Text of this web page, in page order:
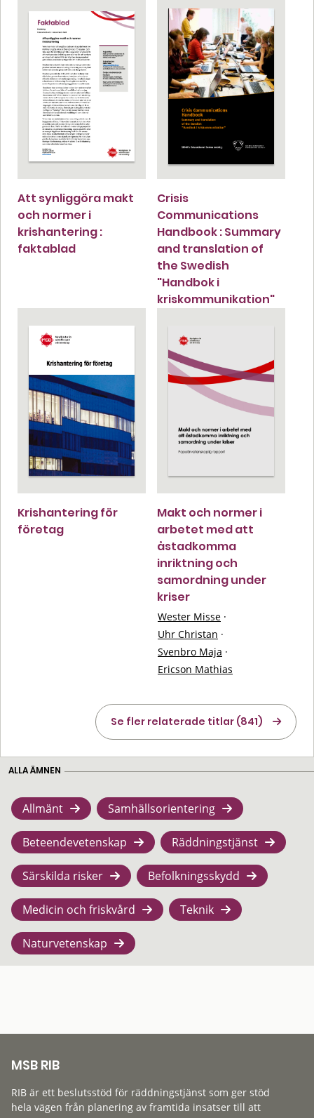
Att synliggöra makt
och normer i
krishantering :
faktablad
Crisis
Communications
Handbook : Summary
and translation of
the Swedish
"Handbok i
kriskommunikation"
Krishantering för
företag
Makt och normer i
arbetet med att
åstadkomma
inriktning och
samordning under
kriser
Wester Misse ·
Uhr Christan ·
Svenbro Maja ·
Ericson Mathias
Se fler relaterade titlar (841)
ALLA ÄMNEN
Allmänt Samhällsorientering
Beteendevetenskap Räddningstjänst
Särskilda risker Befolkningsskydd
Medicin och friskvård Teknik
Naturvetenskap
MSB RIB
RIB är ett beslutsstöd för räddningstjänst som ger stöd
hela vägen från planering av framtida insatser till att